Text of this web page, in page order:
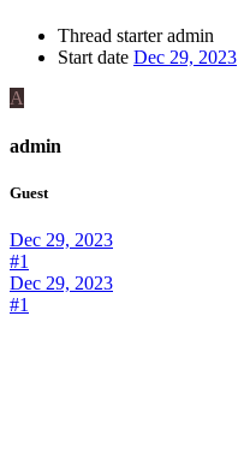
Thread starter admin
Start date Dec 29, 2023
A
admin
Guest
Dec 29, 2023
#1
Dec 29, 2023
#1